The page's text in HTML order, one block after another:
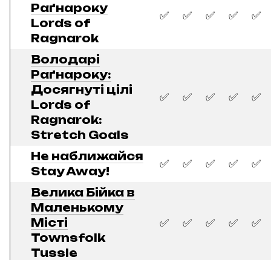
Раґнароку
Lords of
Ragnarok
✅ ✅ ✅ ✅ ✅
Володарі
Раґнароку:
Досягнуті цілі
Lords of
Ragnarok:
Stretch Goals
✅ ✅ ✅ ✅ ✅
Не наближайся
Stay Away!
✅ ✅ ✅ ✅ ✅
Велика Бійка в
Маленькому
Місті
Townsfolk
Tussle
✅ ✅ ✅ ✅ ✅